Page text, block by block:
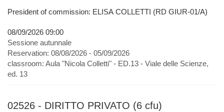
President of commission: ELISA COLLETTI (RD GIUR-01/A)
08/09/2026 09:00
Sessione autunnale
Reservation: 08/08/2026 - 05/09/2026
classroom: Aula "Nicola Colletti" - ED.13 - Viale delle Scienze,
ed. 13
02526 - DIRITTO PRIVATO (6 cfu)